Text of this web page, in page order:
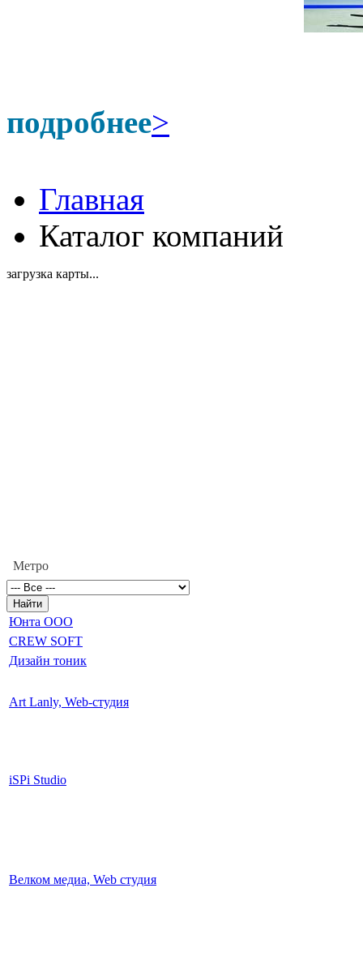
подробнее>
Главная
Каталог компаний
загрузка карты...
Метро
Юнта ООО
CREW SOFT
Дизайн тоник
Art Lanly, Web-студия
iSPi Studio
Велком медиа, Web студия